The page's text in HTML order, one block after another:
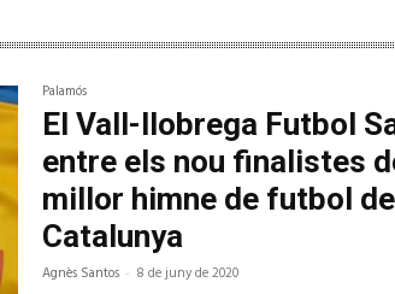
Palamós
El Vall-llobrega Futbol
entre els nou finalistes
millor himne de futbol de
Catalunya
Agnès Santos - 8 de juny de 2020